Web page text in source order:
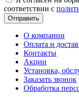
соответствии с
Отправить
О компании
Оплата и
Контакты
Акции
Установка,
Заказать звонок
Обработка